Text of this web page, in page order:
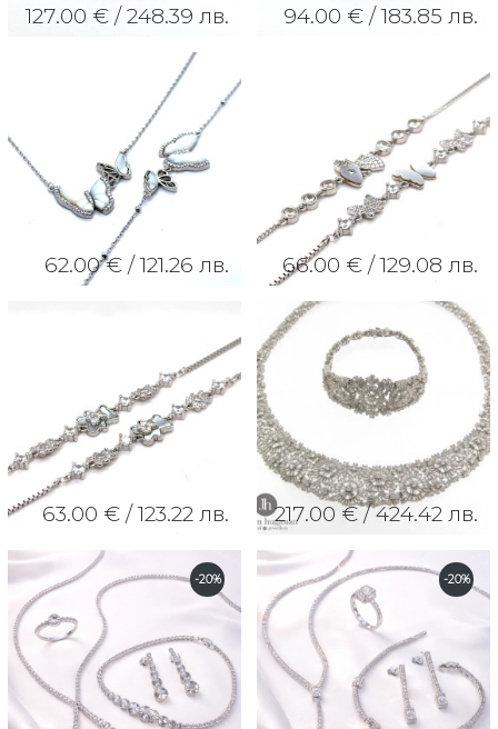
127.00 € / 248.39 лв. 94.00 € / 183.85 лв.
62.00 € / 121.26 лв. 66.00 € / 129.08 лв.
63.00 € / 123.22 лв. 217.00 € / 424.42 лв.
-20% -20%